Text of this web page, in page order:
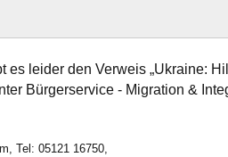
es leider den Verweis „Ukraine:
Bürgerservice - Migration &
Tel: 05121 16750,